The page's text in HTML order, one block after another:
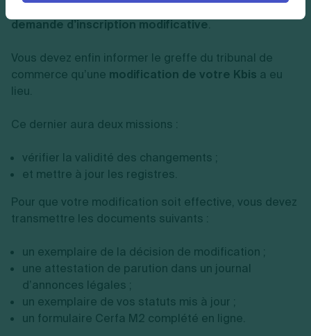
Il s’agit de la dernière étape : ledépôt d’une
demande d’inscription modificative.
Vous devez enfin informer le greffe du tribunal de
commerce qu’une modification de votre Kbis a eu
lieu.
Ce dernier aura deux missions :
vérifier la validité des changements ;
et mettre à jour les registres.
Pour que votre modification soit effective, vous devez
transmettre les documents suivants :
un exemplaire de la décision de modification ;
une attestation de parution dans un journal
d’annonces légales ;
un exemplaire de vos statuts mis à jour ;
un formulaire Cerfa M2 complété en ligne.